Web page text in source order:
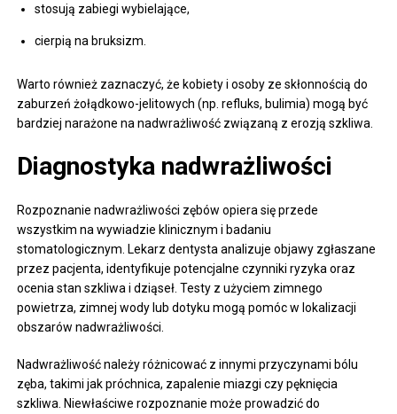
stosują zabiegi wybielające,
cierpią na bruksizm.
Warto również zaznaczyć, że kobiety i osoby ze skłonnością do
zaburzeń żołądkowo-jelitowych (np. refluks, bulimia) mogą być
bardziej narażone na nadwrażliwość związaną z erozją szkliwa.
Diagnostyka nadwrażliwości
Rozpoznanie nadwrażliwości zębów opiera się przede
wszystkim na wywiadzie klinicznym i badaniu
stomatologicznym. Lekarz dentysta analizuje objawy zgłaszane
przez pacjenta, identyfikuje potencjalne czynniki ryzyka oraz
ocenia stan szkliwa i dziąseł. Testy z użyciem zimnego
powietrza, zimnej wody lub dotyku mogą pomóc w lokalizacji
obszarów nadwrażliwości.
Nadwrażliwość należy różnicować z innymi przyczynami bólu
zęba, takimi jak próchnica, zapalenie miazgi czy pęknięcia
szkliwa. Niewłaściwe rozpoznanie może prowadzić do